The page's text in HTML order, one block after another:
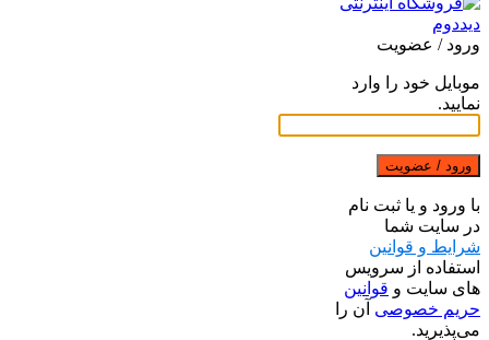
ورود / عضویت
موبایل خود را وارد
نمایید.
ورود / عضویت
با ورود و یا ثبت نام
در سایت شما
شرایط و قوانین
استفاده از سرویس
های سایت و قوانین
حریم خصوصی آن را
می‌پذیرید.